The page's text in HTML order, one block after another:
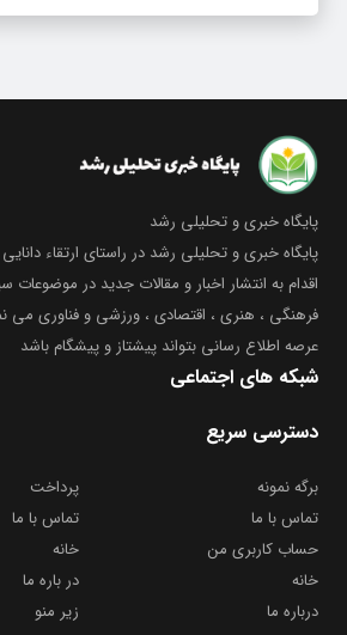
پایگاه خبری و تحلیلی رشد
پایگاه خبری و تحلیلی رشد در راستای ارتقاء
اقدام به انتشار اخبار و مقالات جدید در موضوعات
فرهنگی ، هنری ، اقتصادی ، ورزشی و فناوری می
عرصه اطلاع رسانی بتواند پیشتاز و پیشگام باشد
شبکه های اجتماعی
دسترسی سریع
برگه نمونه
پرداخت
تماس با ما
تماس با ما
حساب کاربری من
خانه
خانه
در باره ما
درباره ما
زیر منو